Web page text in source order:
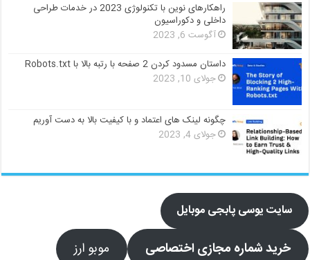
راهکارهای نوین با تکنولوژی 2023 در خدمات طراحی
داخلی و دکوراسیون
آگوست 6, 2023
داستان مسدود کردن 2 صفحه با رتبه بالا با Robots.txt
جولای 10, 2023
چگونه لینک های اعتماد و با کیفیت بالا به دست آوریم
جولای 4, 2023
سایت یوسی پابجی موبایل
خرید شماره مجازی اختصاصی موبو ارز